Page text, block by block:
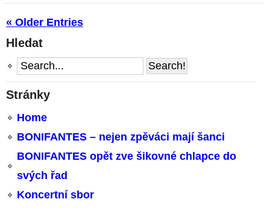
« Older Entries
Hledat
Stránky
Home
BONIFANTES – nejen zpěváci mají šanci
BONIFANTES opět zve šikovné chlapce do
svých řad
Koncertní sbor